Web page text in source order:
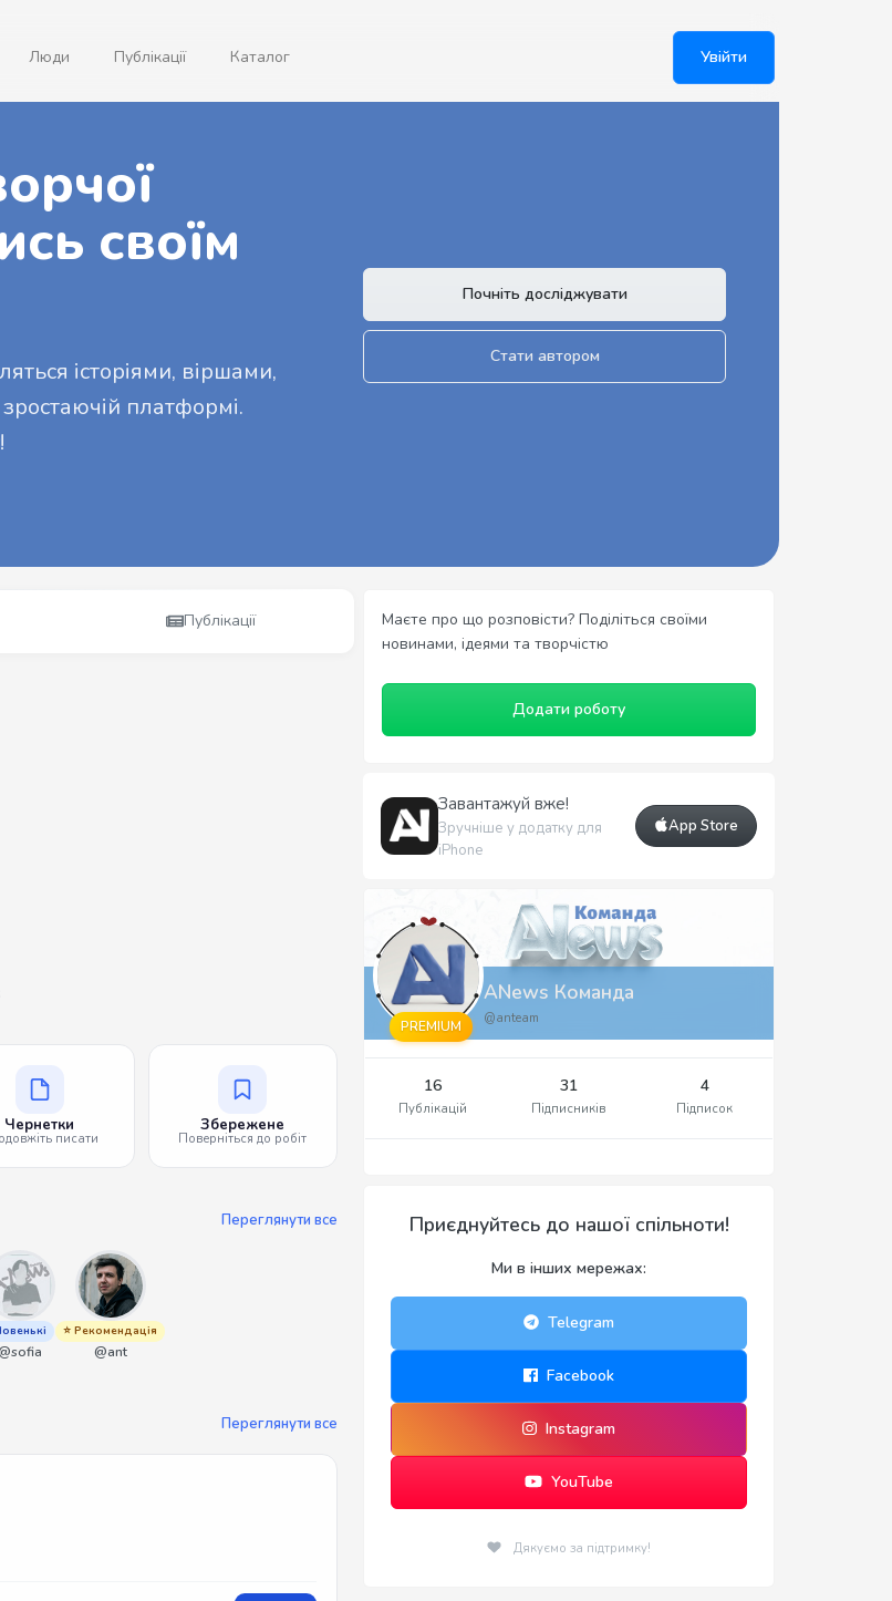
Люди Публікації Каталог Увійти
своїм
історіями, віршами,
платформі.
Почніть досліджувати
Стати автором
Публікації
Чернетки
писати
Збережене
Поверніться до робіт
Переглянути все
⭐ Рекомендація
@ant
Переглянути все
Маєте про що розповісти? Поділіться своїми
новинами, ідеями та творчістю
Додати роботу
Завантажуй вже!
Зручніше у додатку для
iPhone
App Store
PREMIUM
ANews Команда
@anteam
16
Публікацій
31
Підписників
4
Підписок
Приєднуйтесь до нашої спільноти!
Ми в інших мережах:
Telegram
Facebook
Instagram
YouTube
Дякуємо за підтримку!